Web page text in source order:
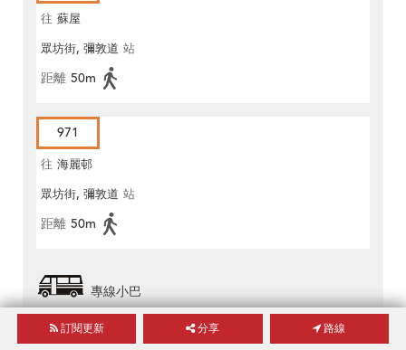
往 蘇屋
眾坊街, 彌敦道 站
距離 50m
971
往 海麗邨
眾坊街, 彌敦道 站
距離 50m
專線小巴
57M
訂閱更新 分享 路線